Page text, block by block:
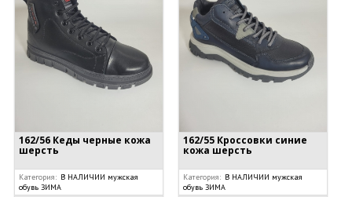
162/56 Кеды черные кожа
шерсть
Категория: В НАЛИЧИИ мужская
обувь ЗИМА
162/55 Кроссовки синие
кожа шерсть
Категория: В НАЛИЧИИ мужская
обувь ЗИМА